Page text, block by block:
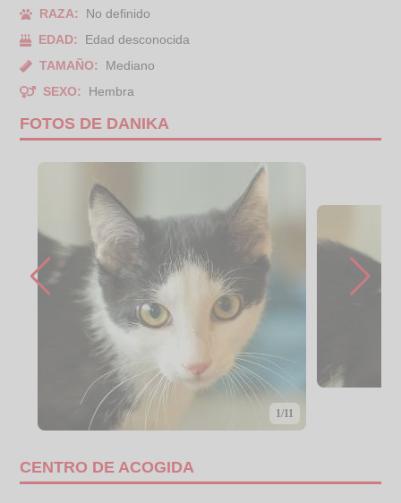
RAZA:
No definido
EDAD:
Edad desconocida
TAMAÑO:
Mediano
SEXO:
Hembra
FOTOS DE DANIKA
1/11
CENTRO DE ACOGIDA